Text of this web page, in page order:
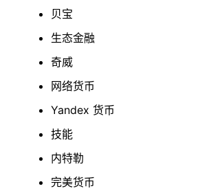
贝宝
生态金融
奇威
网络货币
Yandex 货币
技能
内特勒
完美货币